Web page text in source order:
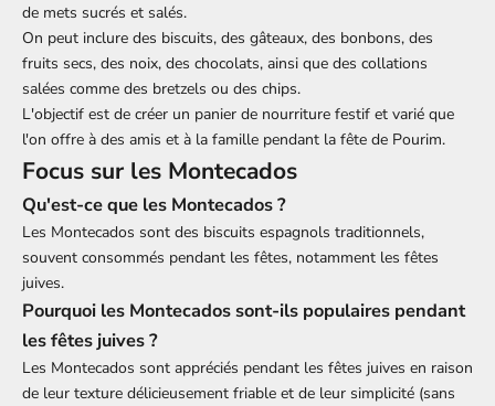
de mets sucrés et salés.
On peut inclure des biscuits, des gâteaux, des bonbons, des
fruits secs, des noix, des chocolats, ainsi que des collations
salées comme des bretzels ou des chips.
L'objectif est de créer un panier de nourriture festif et varié que
l'on offre à des amis et à la famille pendant la fête de Pourim.
Focus sur les Montecados
Qu'est-ce que les Montecados ?
Les Montecados sont des biscuits espagnols traditionnels,
souvent consommés pendant les fêtes, notamment les fêtes
juives.
Pourquoi les Montecados sont-ils populaires pendant
les fêtes juives ?
Les Montecados sont appréciés pendant les fêtes juives en raison
de leur texture délicieusement friable et de leur simplicité (sans